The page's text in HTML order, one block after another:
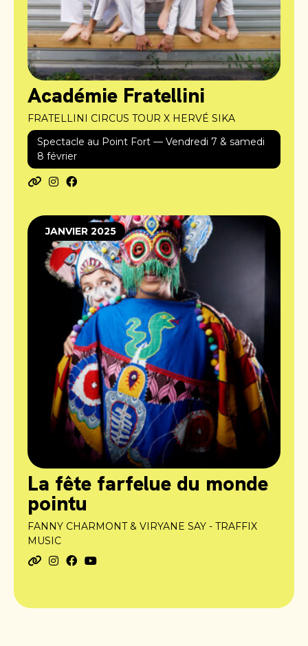
Académie Fratellini
FRATELLINI CIRCUS TOUR X HERVÉ SIKA
Spectacle au Point Fort — Vendredi 7 & samedi
8 février
La fête farfelue du monde
pointu
FANNY CHARMONT & VIRYANE SAY - TRAFFIX
MUSIC
JANVIER 2025